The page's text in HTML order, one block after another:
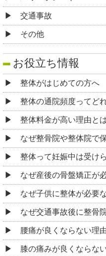
交通事故
その他
お役立ち情報
整体がはじめての方へ
整体の通院頻度ってど
整体料金が高い理由と
なぜ整骨院や整体院で
整体って妊娠中は受け
なぜ産後の骨盤矯正が
なぜ子供に整体が必要
なぜ交通事故後に整骨
腰痛が良くならない理
膝の痛みが良くならな